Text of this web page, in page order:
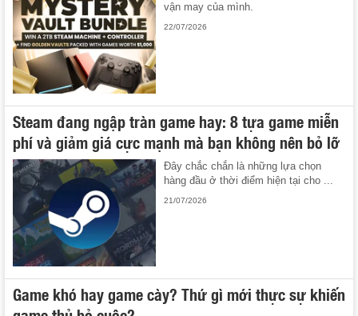
vận may của mình.
22/07/2026
Steam đang ngập tràn game hay: 8 tựa game miễn
phí và giảm giá cực mạnh mà bạn không nên bỏ lỡ
Đây chắc chắn là những lựa chọn
hàng đầu ở thời điểm hiện tại cho ...
21/07/2026
Game khó hay game cày? Thứ gì mới thực sự khiến